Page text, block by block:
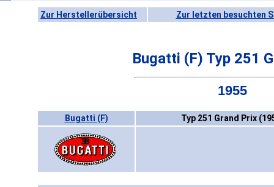
Zur Herstellerübersicht Zur letzten besuchten
Bugatti (F) Typ 251
1955
Bugatti (F) Typ 251 Grand Prix